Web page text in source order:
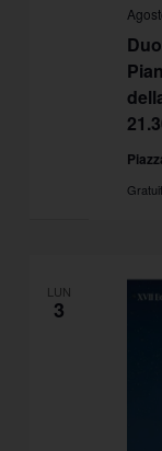
LUN
3